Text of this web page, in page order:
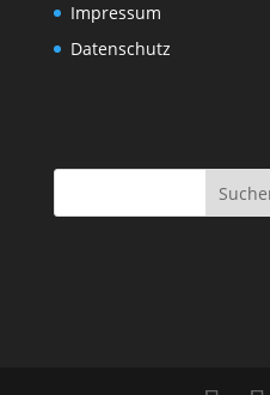
Impressum
Datenschutz